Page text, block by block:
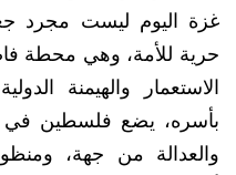
غزة اليوم ليست مجرد
حرية للأمة، وهي محطة
الاستعمار والهيمنة
بأسره، يضع فلسطين في
والعدالة من جهة،